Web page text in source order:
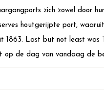
zich zowel door
houtgerijpte port,
1863. Last but not least was
de dag van vandaag de